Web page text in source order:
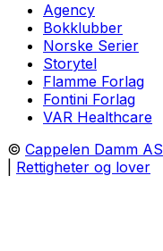
Agency
Bokklubber
Norske Serier
Storytel
Flamme Forlag
Fontini Forlag
VAR Healthcare
© Cappelen Damm AS
Rettigheter og lover